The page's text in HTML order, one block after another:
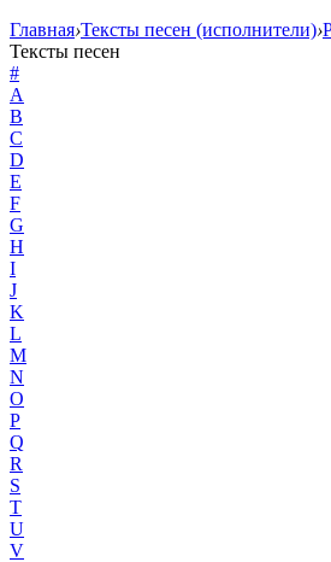
Главная›Тексты песен (исполнители)›
Тексты песен
#
A
B
C
D
E
F
G
H
I
J
K
L
M
N
O
P
Q
R
S
T
U
V